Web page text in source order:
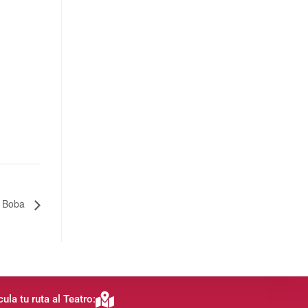
tu ruta al Teatro: